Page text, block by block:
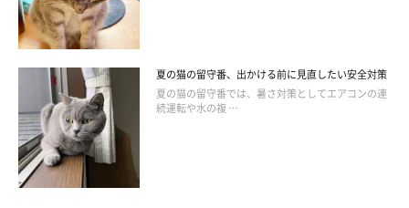
関連記事:
可愛い画像いっぱい｜ねこのきもち 猫図鑑
ブリティッシュショートヘアの特徴（性格、大きさ、毛色の種類、
価格相場、心配な病気）や飼い方（食事、病気対策、お手入れ方
法）について詳しく解説しています。ブリティッシュショートヘア
のかわいい画像などもたくさん掲載していますので、ブリティッシ
ュショートヘアを飼いたいという方は参考にしてみてください。
夏の猫の留守番、出かける前に見直したい安全対策
夏の猫の留守番では、暑さ対策としてエアコンの連
続運転や水の複 …